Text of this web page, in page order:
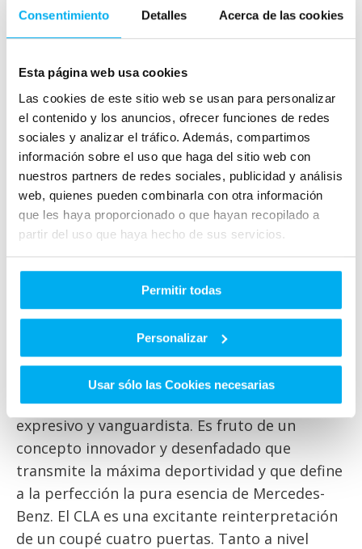
Consentimiento Detalles Acerca de las cookies
Esta página web usa cookies
Las cookies de este sitio web se usan para personalizar
el contenido y los anuncios, ofrecer funciones de redes
sociales y analizar el tráfico. Además, compartimos
información sobre el uso que haga del sitio web con
nuestros partners de redes sociales, publicidad y análisis
web, quienes pueden combinarla con otra información
que les haya proporcionado o que hayan recopilado a
partir del uso que haya hecho de sus servicios.
Permitir todas
Personalizar
Usar sólo las Cookies necesarias
Con las líneas clásicas de Mercedes-Benz, el
GLB presenta un diseño inigualable. Cada línea
obedecen a un mismo fin: ofrecer el máximo
grado de libertad.
Además, ofrece innumerables aspectos
relacionados con el confort que le hacen muy
atractivo, como una segunda fila de asientos
desplazable en sentido longitudinal opcional y
una tercera fila de asientos como opción; un
espacio de carga amplio y variable, y una
excelente climatización de asiento. En
referencia a la seguridad tiene un programa
para todo terreno, Downhill Speed Regulation,
y un paquete de asistencia a la conducción.
Por su parte, el Mercedes-Benz CLA establece
nuevos estandartes en cuanto a diseño
expresivo y vanguardista. Es fruto de un
concepto innovador y desenfadado que
transmite la máxima deportividad y que define
a la perfección la pura esencia de Mercedes-
Benz. El CLA es una excitante reinterpretación
de un coupé cuatro puertas. Tanto a nivel